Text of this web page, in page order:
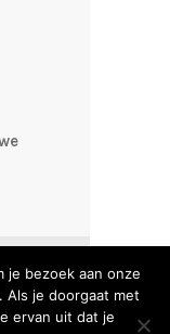
je bezoek aan onze
Als je doorgaat met
ervan uit dat je